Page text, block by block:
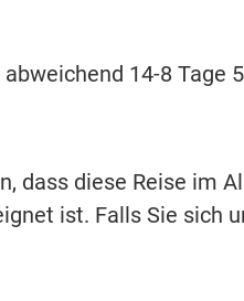
14-8 Tage
dass diese Reise im
ist. Falls Sie sich